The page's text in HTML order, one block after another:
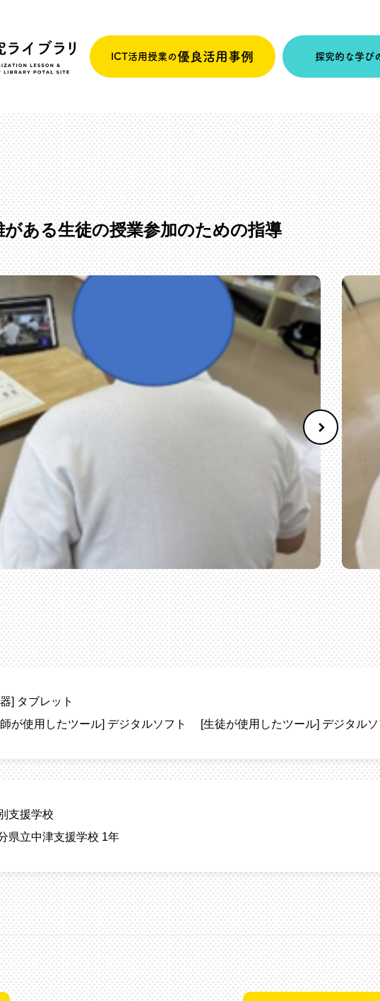
ICT活用授業の優良活用事例 探究的な学び
ある生徒の授業参加のための指導
] タブレット
が使用したツール] デジタルソフト [生徒が使用したツール] デジタル
支援学校
県立中津支援学校 1年